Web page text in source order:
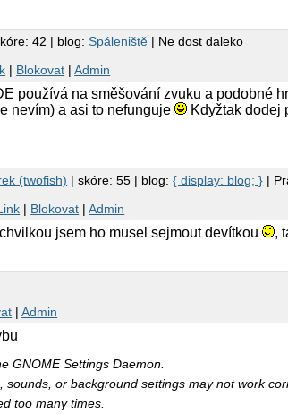
42 | blog:Spáleniště | Ne dost daleko
| Blokovat |Admin
používá na směšování zvuku a podobné
nevím) a asi to nefunguje
Kdyžtak dodej
(twofish) | skóre: 55 | blog:{ display: blog; } |
| Blokovat |Admin
jsem ho musel sejmout devítkou
,
|Admin
GNOME Settings Daemon.
sounds, or background settings may not work
too many times.